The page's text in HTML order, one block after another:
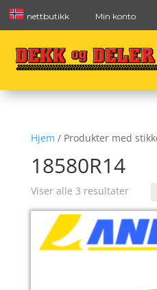
nettbutikk Min konto
Hjem / Produkter med
18580R14
Viser alle 3 resultater